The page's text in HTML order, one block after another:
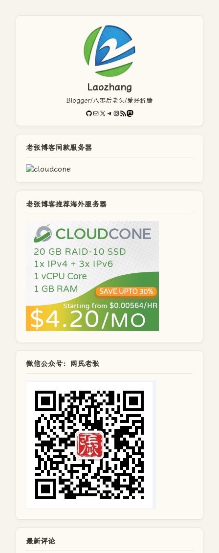
Laozhang
Blogger/八零后老头/爱好折腾
GitHub
电子邮件X Telegram
Instagram
RSS FeedMastodon
老张博客同款服务器
老张博客推荐海外服务器
微信公众号：网民老张
最新评论